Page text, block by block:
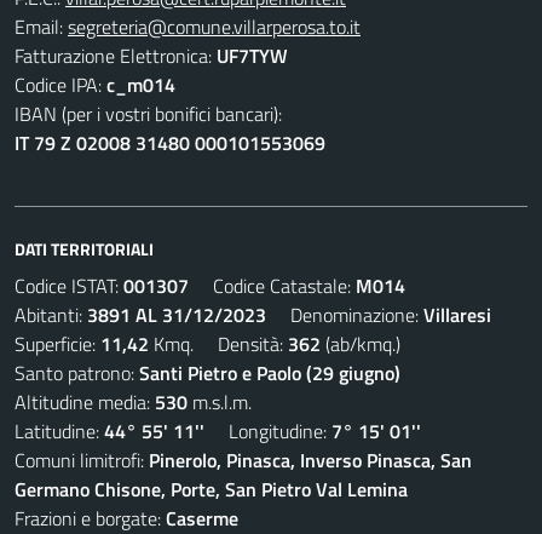
Email:segreteria@comune.villarperosa.to.it
Fatturazione Elettronica: UF7TYW
Codice IPA:c_m014
IBAN (per i vostri bonifici bancari):
IT 79 Z 02008 31480 000101553069
DATI TERRITORIALI
Codice ISTAT:001307 Codice Catastale: M014
Abitanti: 3891 AL 31/12/2023 Denominazione:Villaresi
Superficie: 11,42 Kmq. Densità: 362 (ab/kmq.)
Santo patrono:Santi Pietro e Paolo (29 giugno)
Altitudine media: 530 m.s.l.m.
Latitudine:44° 55' 11'' Longitudine: 7° 15' 01''
Comuni limitrofi: Pinerolo, Pinasca, Inverso Pinasca, San
Germano Chisone, Porte, San Pietro Val Lemina
Frazioni e borgate:Caserme